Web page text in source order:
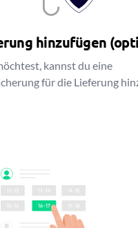
hinzufügen
kannst du eine
für die Lieferung